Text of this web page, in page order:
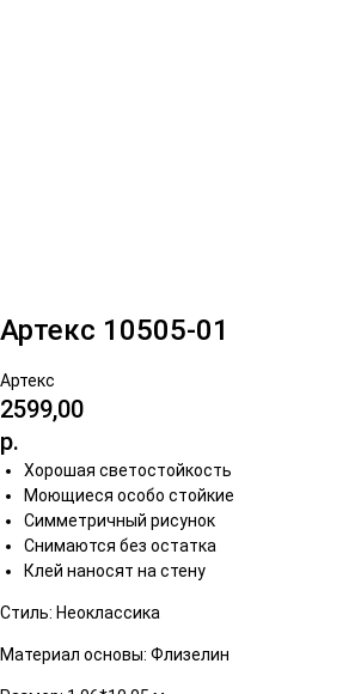
Артекс 10505-01
Артекс
2599,00
р.
Хорошая светостойкость
Моющиеся особо стойкие
Симметричный рисунок
Снимаются без остатка
Клей наносят на стену
Стиль: Неоклассика
Материал основы: Флизелин